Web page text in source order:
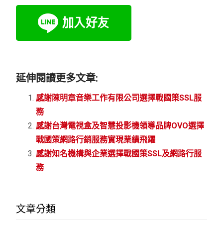
延伸閱讀更多文章:
感謝陳明章音樂工作有限公司選擇戰國策SSL服
務
感謝台灣電視盒及智慧投影機領導品牌OVO選擇
戰國策網路行銷服務實現業績飛躍
感謝知名機構與企業選擇戰國策SSL及網路行服
務
文章分類